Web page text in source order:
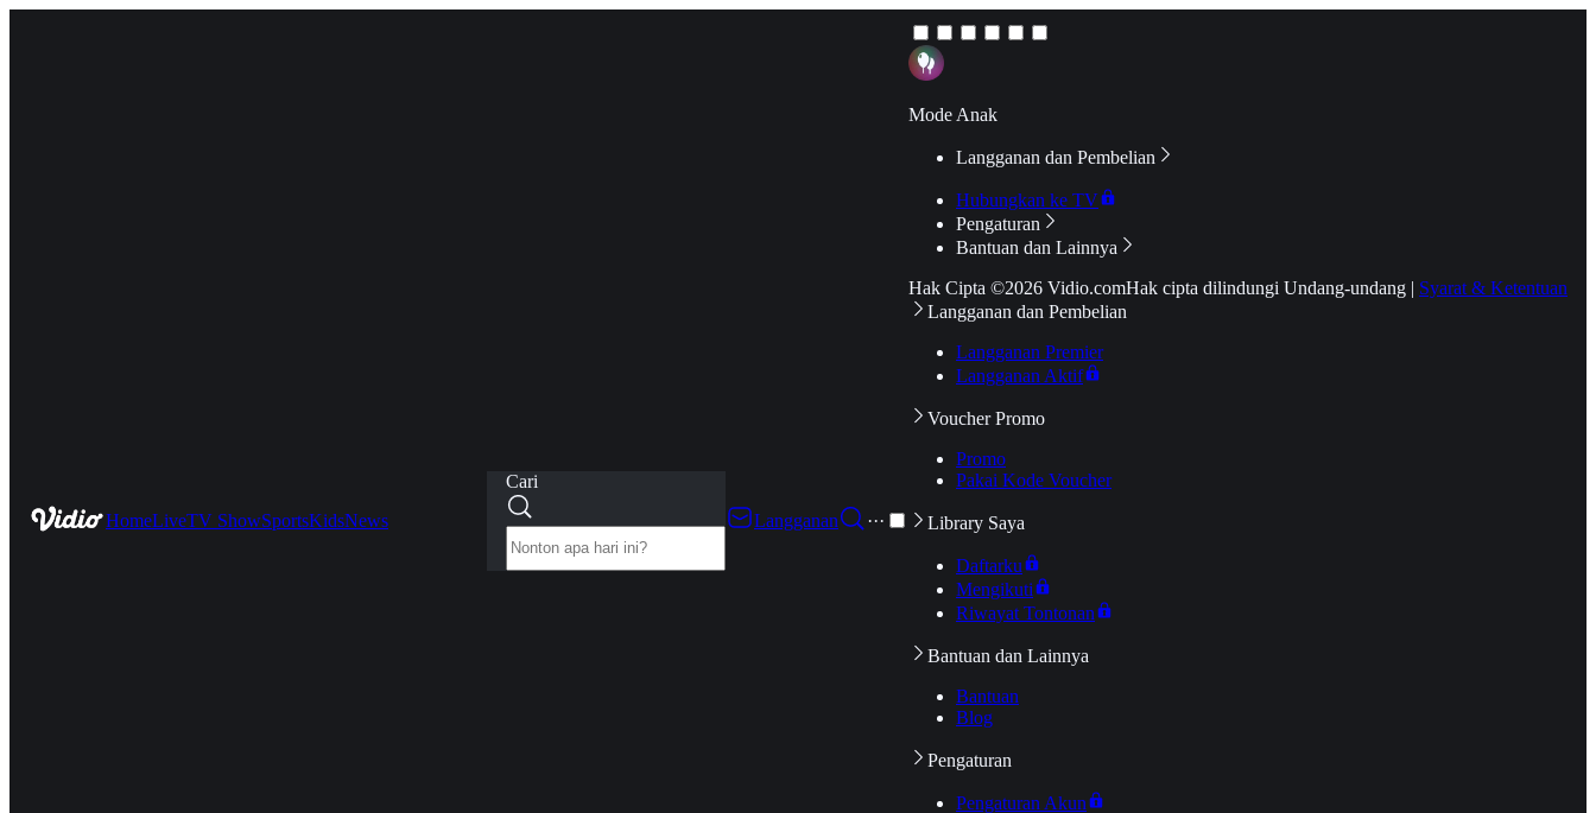
HomeLiveTV ShowSportsKidsNews
Cari
Langganan
···
Mode Anak
Langganan dan Pembelian
Hubungkan ke TV
Pengaturan
Bantuan dan Lainnya
Hak Cipta ©2026 Vidio.comHak cipta dilindungi Undang-undang | Syarat & Ketentuan
Langganan dan Pembelian
Langganan Premier
Langganan Aktif
Voucher Promo
Promo
Pakai Kode Voucher
Library Saya
Daftarku
Mengikuti
Riwayat Tontonan
Bantuan dan Lainnya
Bantuan
Blog
Pengaturan
Pengaturan Akun